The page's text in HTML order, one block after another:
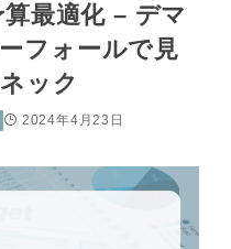
最適化 – デマ
フォールで見
ック
2024年4月23日